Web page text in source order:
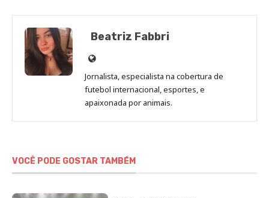
Beatriz Fabbri
Site
de
Beatriz
Fabbri
Jornalista, especialista na cobertura de
futebol internacional, esportes, e
apaixonada por animais.
VOCÊ PODE GOSTAR TAMBÉM